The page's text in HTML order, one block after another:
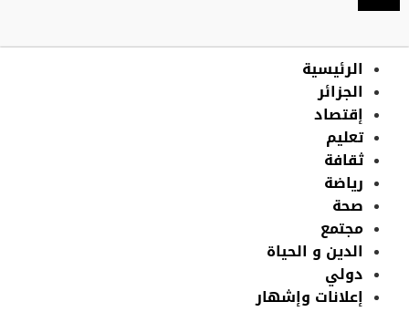
الرئيسية
الجزائر
إقتصاد
تعليم
ثقافة
رياضة
صحة
مجتمع
الدين و الحياة
دولي
إعلانات وإشهار